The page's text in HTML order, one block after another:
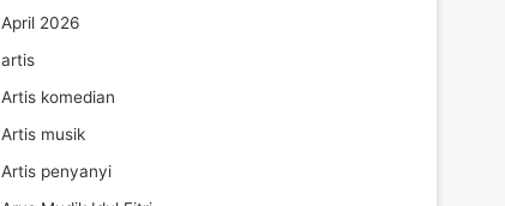
April 2026
artis
Artis komedian
Artis musik
Artis penyanyi